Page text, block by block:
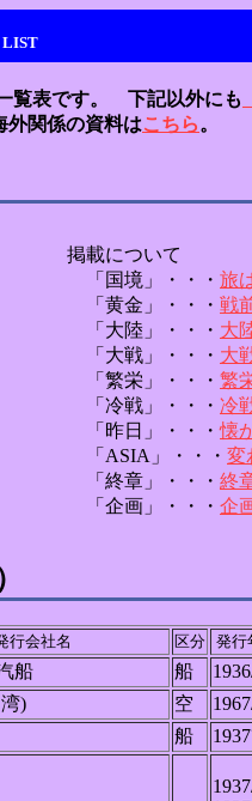
LIST
覧表です。 下記以外にも
外関係の資料はこちら。
掲載について
「国境」・・・ 旅
「黄金」・・・ 戦
「大陸」・・・ 大
「大戦」・・・ 大
「繁栄」・・・ 繁
「冷戦」・・・ 冷
「昨日」・・・懐
「ASIA」・・・ 変
「終章」・・・ 終
「企画」・・・ 企
行会社名 区分 発行
船 船
)
空
船